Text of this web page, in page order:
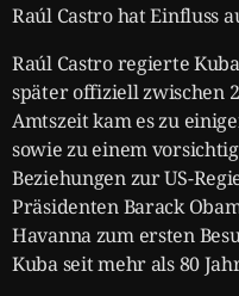
Raúl Castro hat Einfluss
Raúl Castro regierte
später offiziell zwischen
Amtszeit kam es zu
sowie zu einem
Beziehungen zur US-
Präsidenten Barack
Havanna zum ersten
Kuba seit mehr als 80